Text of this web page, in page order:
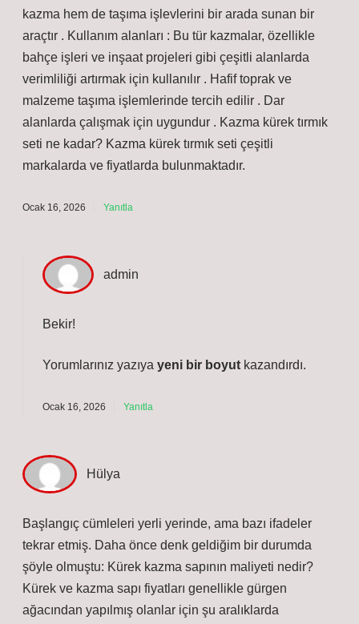
kazma hem de taşıma işlevlerini bir arada sunan bir
araçtır . Kullanım alanları : Bu tür kazmalar, özellikle
bahçe işleri ve inşaat projeleri gibi çeşitli alanlarda
verimliliği artırmak için kullanılır . Hafif toprak ve
malzeme taşıma işlemlerinde tercih edilir . Dar
alanlarda çalışmak için uygundur . Kazma kürek tırmık
seti ne kadar? Kazma kürek tırmık seti çeşitli
markalarda ve fiyatlarda bulunmaktadır.
Ocak 16, 2026 Yanıtla
Bekir!
Yorumlarınız yazıya yeni bir boyut kazandırdı.
Ocak 16, 2026 Yanıtla
Başlangıç cümleleri yerli yerinde, ama bazı ifadeler
tekrar etmiş. Daha önce denk geldiğim bir durumda
şöyle olmuştu: Kürek kazma sapının maliyeti nedir?
Kürek ve kazma sapı fiyatları genellikle gürgen
ağacından yapılmış olanlar için şu aralıklarda